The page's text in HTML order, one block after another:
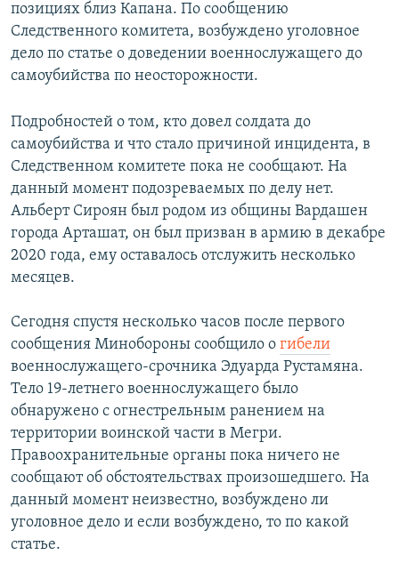
позициях близ Капана. По сообщению
Следственного комитета, возбуждено уголовное
дело по статье о доведении военнослужащего до
самоубийства по неосторожности.
Подробностей о том, кто довел солдата до
самоубийства и что стало причиной инцидента, в
Следственном комитете пока не сообщают. На
данный момент подозреваемых по делу нет.
Альберт Сироян был родом из общины Вардашен
города Арташат, он был призван в армию в декабре
2020 года, ему оставалось отслужить несколько
месяцев.
Сегодня спустя несколько часов после первого
сообщения Минобороны сообщило о гибели
военнослужащего-срочника Эдуарда Рустамяна.
Тело 19-летнего военнослужащего было
обнаружено с огнестрельным ранением на
территории воинской части в Мегри.
Правоохранительные органы пока ничего не
сообщают об обстоятельствах произошедшего. На
данный момент неизвестно, возбуждено ли
уголовное дело и если возбуждено, то по какой
статье.